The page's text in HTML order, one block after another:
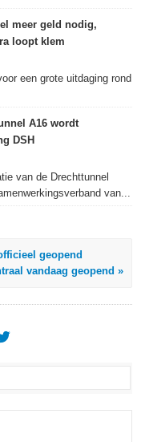
meer geld nodig,
loopt klem
een grote uitdaging rond
A16 wordt
DSH
van de Drechttunnel
van...
geopend
vandaag geopend »